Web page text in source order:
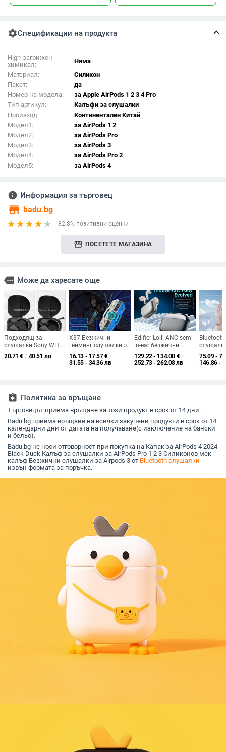
settingsСпецификации на продукта
Hign-загрижен
химикал:
Няма
Материал:
Силикон
Пакет:
да
Номер на модела:
за Apple AirPods 1 2 3 4 Pro
Тип артикул:
Калъфи за слушалки
Произход:
Континентален Китай
Модел1:
за AirPods 1 2
Модел2:
за AirPods Pro
Модел3:
за AirPods 3
Модел4:
за AirPods Pro 2
Модел5:
за AirPods 4
info Информация за търговец
store badu.bg
82.8% позитивни оценки
storefront ПОСЕТЕТЕ МАГАЗИНА
more Може да харесате още
Подходящ за
слушалки Sony WH и
JBL Tune, опаковка
за слушалки,
20.71 € / 40.51 лв
X37 Безжични
гейминг слушалки за
електронни
спортове, Bluetooth
16.13 - 17.57€ /
31.55 - 34.36 лв
Edifier Lolli ANC semi-
in-ear безжични
слушалки с активно
шумопотискане,
129.22 - 134.00€ /
252.73 - 262.08 лв
75.09 -
146.86 -
assignment_return Политика за връщане
Търговецът приема връщане за този продукт в срок от 14 дни.
Badu.bg приема връщане на всички закупени продукти в срок от 14
календарни дни от датата на получаване(с изключение на бански
и бельо).
Badu.bg не носи отговорност при покупка на Капак за AirPods 4 2024
Black Duck Калъф за слушалки за AirPods Pro 1 2 3 Силиконов мек
калъф Безжични слушалки за Airpods 3 от Bluetooth слушалки
извън формата за поръчка.